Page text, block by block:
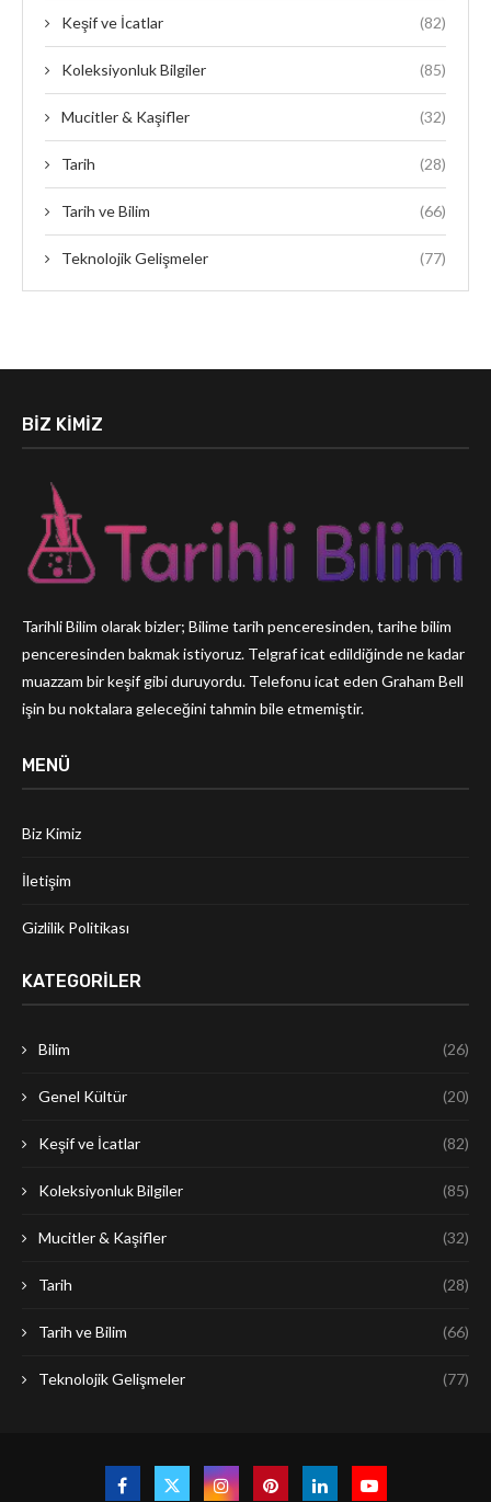
Keşif ve İcatlar (82)
Koleksiyonluk Bilgiler (85)
Mucitler & Kaşifler (32)
Tarih (28)
Tarih ve Bilim (66)
Teknolojik Gelişmeler (77)
BIZ KIMIZ
Tarihli Bilim olarak bizler; Bilime tarih penceresinden, tarihe bilim
penceresinden bakmak istiyoruz. Telgraf icat edildiğinde ne kadar
muazzam bir keşif gibi duruyordu. Telefonu icat eden Graham Bell
işin bu noktalara geleceğini tahmin bile etmemiştir.
MENÜ
Biz Kimiz
İletişim
Gizlilik Politikası
KATEGORILER
Bilim (26)
Genel Kültür (20)
Keşif ve İcatlar (82)
Koleksiyonluk Bilgiler (85)
Mucitler & Kaşifler (32)
Tarih (28)
Tarih ve Bilim (66)
Teknolojik Gelişmeler (77)